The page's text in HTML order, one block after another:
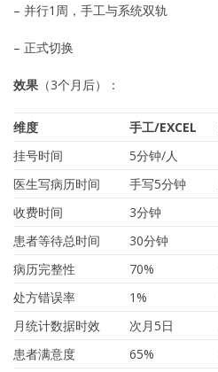
– 并行1周，手工与系统双轨
– 正式切换
效果 （3个月后）：
维度 手工/EXCEL
挂号时间
5分钟/人
医生写病历时间
手写5分钟
收费时间
3分钟
患者等待总时间
30分钟
病历完整性
70%
处方错误率
1%
月统计数据时效
次月5日
患者满意度
65%